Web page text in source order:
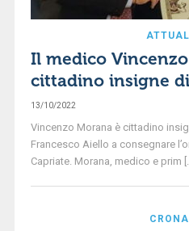
Il medico
cittadino insigne
13/10/2022
Vincenzo Morana è cittadino
Francesco Aiello a consegnare
Capriate. Morana, medico e prim